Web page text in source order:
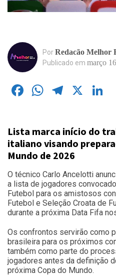
PorRedacão Melhor
Publicado em março
Facebook
WhatsApp
X
Lista marca início do
italiano visando
Mundo de 2026
O técnico Carlo Ancelotti
a lista de jogadores
Futebol para os amistosos
Futebol e Seleção Croata de
durante a próxima Data Fifa
Os confrontos servirão como
brasileira para os próximos
também como parte do
jogadores antes da definição
próxima Copa do Mundo.